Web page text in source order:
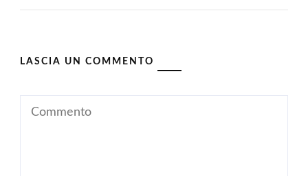
LASCIA UN COMMENTO